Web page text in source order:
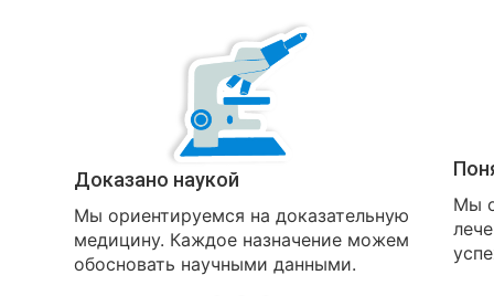
Доказано наукой
Мы ориентируемся на доказательную
медицину. Каждое назначение можем
обосновать научными данными.
Мы